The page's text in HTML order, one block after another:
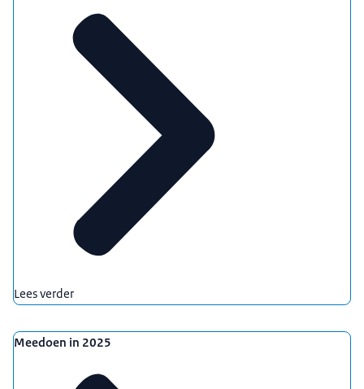
Lees verder
Meedoen in 2025